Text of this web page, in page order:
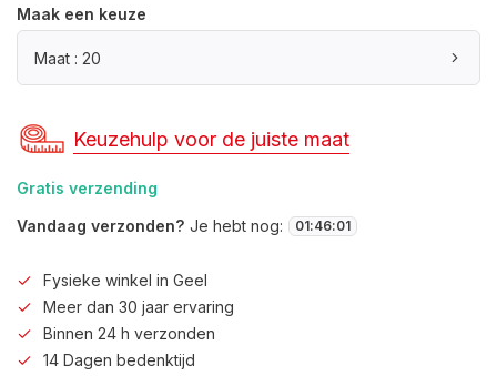
Maak een keuze
Maat : 20
Keuzehulp voor de juiste maat
Gratis verzending
Vandaag verzonden? Je hebt nog: 01:46:01
Fysieke winkel in Geel
Meer dan 30 jaar ervaring
Binnen 24 h verzonden
14 Dagen bedenktijd